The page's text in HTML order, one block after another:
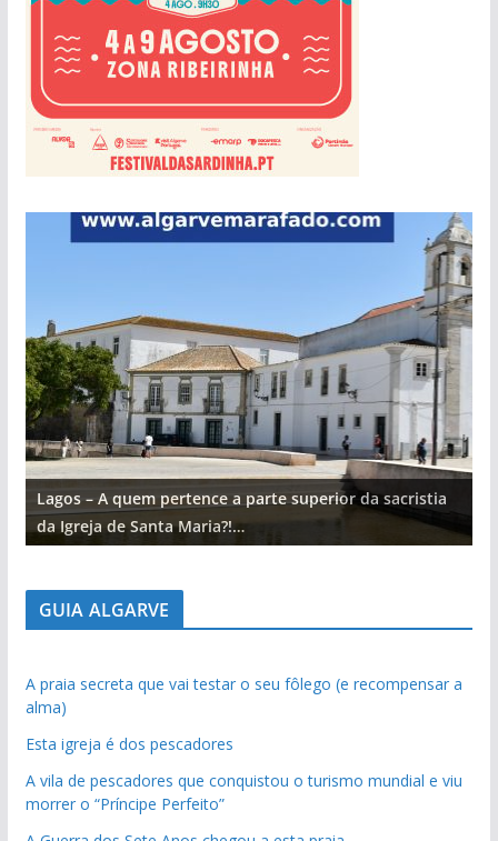
Lagos – A quem pertence a parte superior da sacristia
da Igreja de Santa Maria?!…
GUIA ALGARVE
A praia secreta que vai testar o seu fôlego (e recompensar a
alma)
Esta igreja é dos pescadores
A vila de pescadores que conquistou o turismo mundial e viu
morrer o “Príncipe Perfeito”